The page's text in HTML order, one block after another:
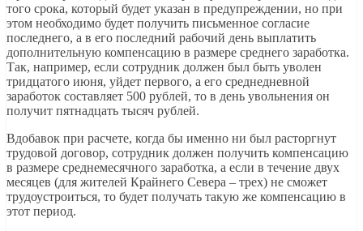
того срока, который будет указан в предупреждении, но при
этом необходимо будет получить письменное согласие
последнего, а в его последний рабочий день выплатить
дополнительную компенсацию в размере среднего заработка.
Так, например, если сотрудник должен был быть уволен
тридцатого июня, уйдет первого, а его среднедневной
заработок составляет 500 рублей, то в день увольнения он
получит пятнадцать тысяч рублей.
Вдобавок при расчете, когда бы именно ни был расторгнут
трудовой договор, сотрудник должен получить компенсацию
в размере среднемесячного заработка, а если в течение двух
месяцев (для жителей Крайнего Севера – трех) не сможет
трудоустроиться, то будет получать такую же компенсацию в
этот период.